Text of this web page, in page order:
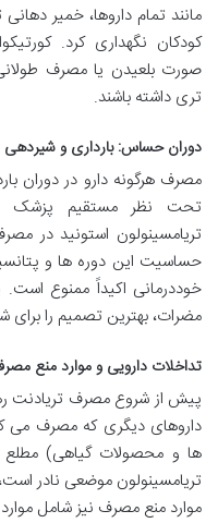
مانند تمام داروها، خمیر
کودکان نگهداری کرد.
صورت بلعیدن یا مصرف
تری داشته باشند.
دوران حساس: بارداری و شیردهی
مصرف هرگونه دارو در دوران
تحت نظر مستقیم پزشک
تریامسینولون استونید در
حساسیت این دوره ها و
خوددرمانی اکیداً ممنوع
مضرات، بهترین تصمیم را برای
تداخلات دارویی و موارد منع
پیش از شروع مصرف تریادنت
داروهای دیگری که مصرف می
ها و محصولات گیاهی) مطلع
تریامسینولون موضعی نادر
موارد منع مصرف نیز شامل